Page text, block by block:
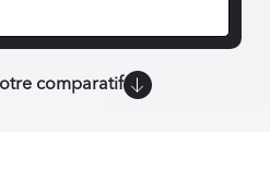
comparatif